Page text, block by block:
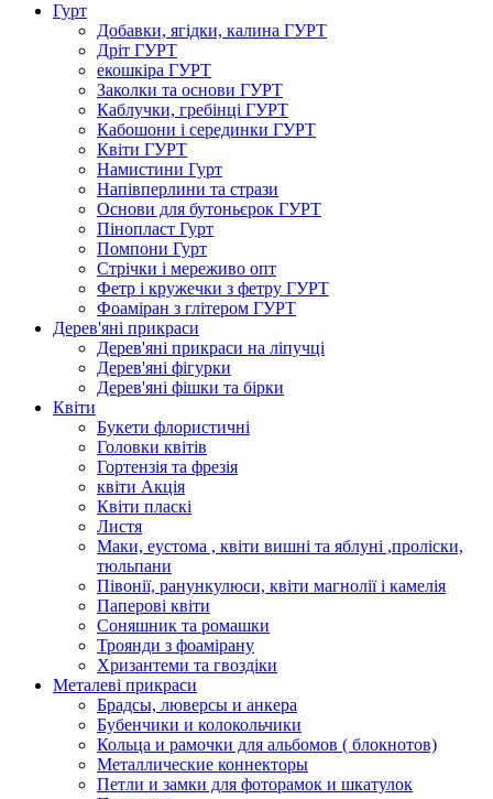
Гурт
Добавки, ягідки, калина ГУРТ
Дріт ГУРТ
екошкіра ГУРТ
Заколки та основи ГУРТ
Каблучки, гребінці ГУРТ
Кабошони і серединки ГУРТ
Квіти ГУРТ
Намистини Гурт
Напівперлини та стрази
Основи для бутоньєрок ГУРТ
Пінопласт Гурт
Помпони Гурт
Стрічки і мереживо опт
Фетр і кружечки з фетру ГУРТ
Фоаміран з глітером ГУРТ
Дерев'яні прикраси
Дерев'яні прикраси на ліпучці
Дерев'яні фігурки
Дерев'яні фішки та бірки
Квіти
Букети флористичні
Головки квітів
Гортензія та фрезія
квіти Акція
Квіти пласкі
Листя
Маки, еустома , квіти вишні та яблуні ,проліски,
тюльпани
Півонії, ранункулюси, квіти магнолії і камелія
Паперові квіти
Соняшник та ромашки
Троянди з фоамірану
Хризантеми та гвоздіки
Металеві прикраси
Брадсы, люверсы и анкера
Бубенчики и колокольчики
Кольца и рамочки для альбомов ( блокнотов)
Металлические коннекторы
Петли и замки для фоторамок и шкатулок